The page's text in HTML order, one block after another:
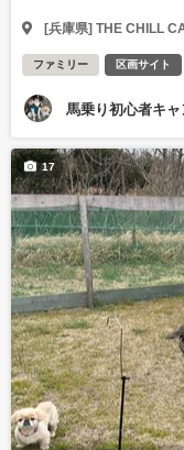
[兵庫県] THE CHILL
ファミリー 区画サイト
馬乗り初心者キャ
17